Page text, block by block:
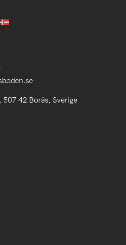
42 Borås, Sverige